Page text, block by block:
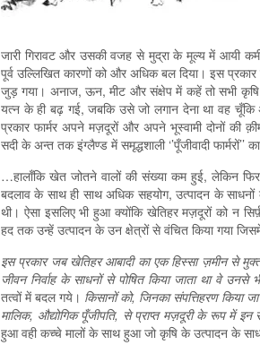
जारी गिरावट और उसकी वजह से मुद्रा के मूल्य में आयी
पूर्व उल्लि‍खि‍त कारणों को और अधिक बल दिया। इस
जुड़ गया। अनाज, ऊन, मीट और संक्षेप में कहें तो सभी कृषि
यत्न के ही बढ़ गई, जबकि उसे जो लगान देना था वह चूँकि
प्रकार फार्मर अपने मज़दूरों और अपने भूस्वामी दोनों की
सदी के अन्त तक इंग्लैण्ड में समृद्धशाली ‘’पूँजीवादी फार्मरों’’
…हालाँकि खेत जोतने वालों की संख्या कम हुई, लेकिन फिर
बदलाव के साथ ही साथ अधिक सहयोग, उत्पादन के
थी। ऐसा इसलिए भी हुआ क्योंकि खेतिहर मज़दूरों को न
हद तक उन्हें उत्पादन के उन क्षेत्रों से वंचित किया गया
इस प्रकार जब खेतिहर आबादी का एक हिस्सा ज़मीन से
जीवन निर्वाह के साधनों से पोषित किया जाता था वे
तत्वों में बदल गये। किसानों को, जिनका संपत्तिहरण
मालिक, औद्योगिक पूँजीपति, से प्राप्त मज़दूरी के रूप में इन
हुआ वही कच्चे मालों के साथ हुआ जो कृषि के उत्पादन के